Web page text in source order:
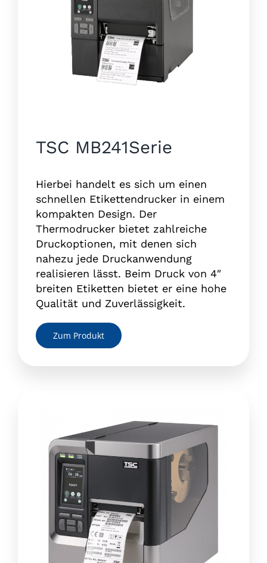
TSC MB241Serie
Hierbei handelt es sich um einen
schnellen Etikettendrucker in einem
kompakten Design. Der
Thermodrucker bietet zahlreiche
Druckoptionen, mit denen sich
nahezu jede Druckanwendung
realisieren lässt. Beim Druck von 4″
breiten Etiketten bietet er eine hohe
Qualität und Zuverlässigkeit.
Zum Produkt